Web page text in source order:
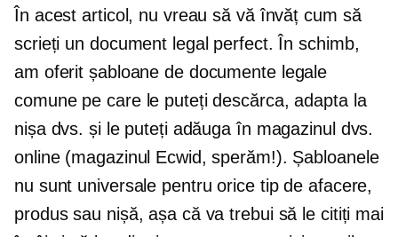
În acest articol, nu vreau să vă învăț cum să
scrieți un document legal perfect. În schimb,
am oferit șabloane de documente legale
comune pe care le puteți descărca, adapta la
nișa dvs. și le puteți adăuga în magazinul dvs.
online (magazinul Ecwid, sperăm!). Șabloanele
nu sunt universale pentru orice tip de afacere,
produs sau nișă, așa că va trebui să le citiți mai